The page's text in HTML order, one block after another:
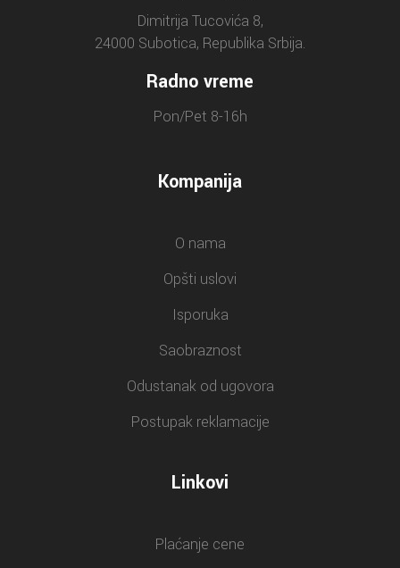
Dimitrija Tucovića 8,
24000 Subotica, Republika Srbija.
Radno vreme
Pon/Pet 8-16h
Kompanija
O nama
Opšti uslovi
Isporuka
Saobraznost
Odustanak od ugovora
Postupak reklamacije
Linkovi
Plaćanje cene